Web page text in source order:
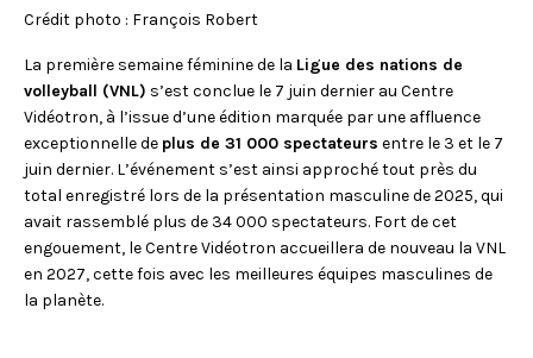
Crédit photo : François Robert
La première semaine féminine de la Ligue des nations de
volleyball (VNL) s’est conclue le 7 juin dernier au Centre
Vidéotron, à l’issue d’une édition marquée par une affluence
exceptionnelle de plus de 31 000 spectateurs entre le 3 et le 7
juin dernier. L’événement s’est ainsi approché tout près du
total enregistré lors de la présentation masculine de 2025, qui
avait rassemblé plus de 34 000 spectateurs. Fort de cet
engouement, le Centre Vidéotron accueillera de nouveau la VNL
en 2027, cette fois avec les meilleures équipes masculines de
la planète.